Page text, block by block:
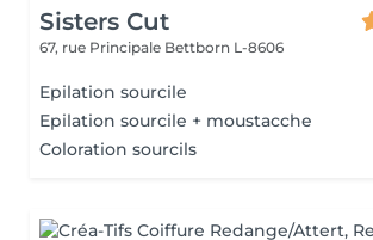
Sisters Cut
67, rue Principale Bettborn L-8606
Epilation sourcile
Epilation sourcile + moustacche
Coloration sourcils